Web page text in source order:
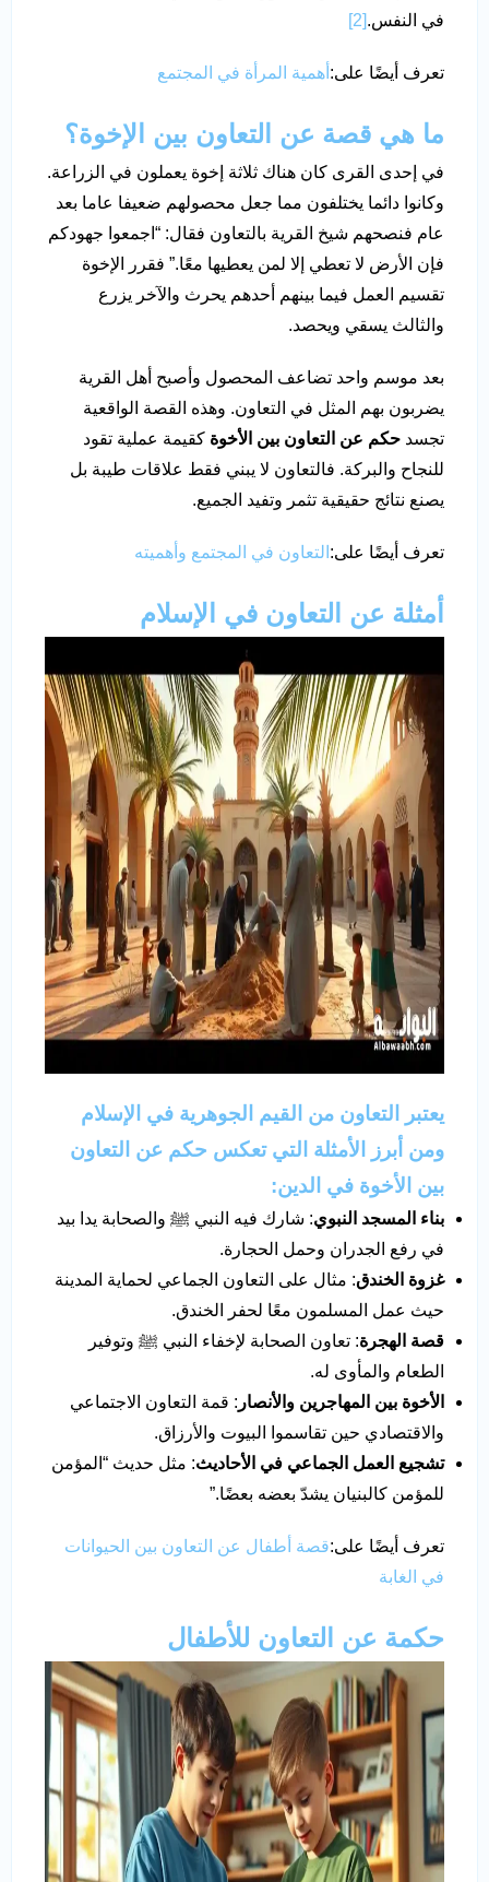
في النفس.[2]
تعرف أيضًا على: أهمية المرأة في المجتمع
ما هي قصة عن التعاون بين الإخوة؟
في إحدى القرى كان هناك ثلاثة إخوة يعملون في الزراعة.
وكانوا دائما يختلفون مما جعل محصولهم ضعيفا عاما بعد
عام فنصحهم شيخ القرية بالتعاون فقال: “اجمعوا جهودكم
فإن الأرض لا تعطي إلا لمن يعطيها معًا.” فقرر الإخوة
تقسيم العمل فيما بينهم أحدهم يحرث والآخر يزرع
والثالث يسقي ويحصد.
بعد موسم واحد تضاعف المحصول وأصبح أهل القرية
يضربون بهم المثل في التعاون. وهذه القصة الواقعية
تجسد حكم عن التعاون بين الأخوة كقيمة عملية تقود
للنجاح والبركة. فالتعاون لا يبني فقط علاقات طيبة بل
يصنع نتائج حقيقية تثمر وتفيد الجميع.
تعرف أيضًا على: التعاون في المجتمع وأهميته
أمثلة عن التعاون في الإسلام
يعتبر التعاون من القيم الجوهرية في الإسلام
ومن أبرز الأمثلة التي تعكس حكم عن التعاون
بين الأخوة في الدين:
بناء المسجد النبوي: شارك فيه النبي ﷺ والصحابة يدا بيد
في رفع الجدران وحمل الحجارة.
غزوة الخندق: مثال على التعاون الجماعي لحماية المدينة
حيث عمل المسلمون معًا لحفر الخندق.
قصة الهجرة: تعاون الصحابة لإخفاء النبي ﷺ وتوفير
الطعام والمأوى له.
الأخوة بين المهاجرين والأنصار : قمة التعاون الاجتماعي
والاقتصادي حين تقاسموا البيوت والأرزاق.
تشجيع العمل الجماعي في الأحاديث: مثل حديث “المؤمن
للمؤمن كالبنيان يشدّ بعضه بعضًا.”
تعرف أيضًا على:قصة أطفال عن التعاون بين الحيوانات
في الغابة
حكمة عن التعاون للأطفال